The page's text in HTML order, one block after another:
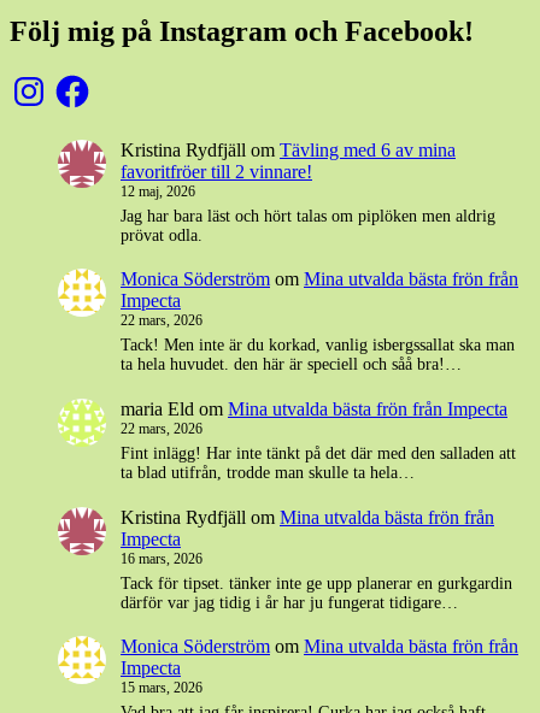
Följ mig på Instagram och Facebook!
InstagramFacebook
Kristina Rydfjäll om Tävling med 6 av mina
favoritfröer till 2 vinnare!
12 maj, 2026
Jag har bara läst och hört talas om piplöken men aldrig
prövat odla.
Monica Söderström om Mina utvalda bästa frön från
Impecta
22 mars, 2026
Tack! Men inte är du korkad, vanlig isbergssallat ska man
ta hela huvudet. den här är speciell och såå bra!…
maria Eld om Mina utvalda bästa frön från Impecta
22 mars, 2026
Fint inlägg! Har inte tänkt på det där med den salladen att
ta blad utifrån, trodde man skulle ta hela…
Kristina Rydfjäll om Mina utvalda bästa frön från
Impecta
16 mars, 2026
Tack för tipset. tänker inte ge upp planerar en gurkgardin
därför var jag tidig i år har ju fungerat tidigare…
Monica Söderström om Mina utvalda bästa frön från
Impecta
15 mars, 2026